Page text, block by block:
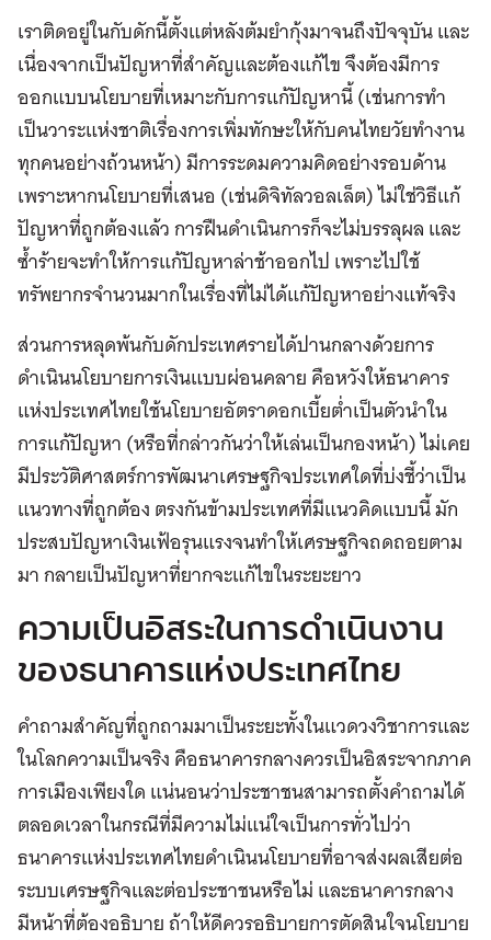
เราติดอยู่ในกับดักนี้ตั้งแต่หลังต้มยำกุ้งมาจนถึงปัจจุบัน และ
เนื่องจากเป็นปัญหาที่สำคัญและต้องแก้ไข จึงต้องมีการ
ออกแบบนโยบายที่เหมาะกับการแก้ปัญหานี้ (เช่นการทำ
เป็นวาระแห่งชาติเรื่องการเพิ่มทักษะให้กับคนไทยวัยทำงาน
ทุกคนอย่างถ้วนหน้า) มีการระดมความคิดอย่างรอบด้าน
เพราะหากนโยบายที่เสนอ (เช่นดิจิทัลวอลเล็ต) ไม่ใช่วิธีแก้
ปัญหาที่ถูกต้องแล้ว การฝืนดำเนินการก็จะไม่บรรลุผล และ
ซ้ำร้ายจะทำให้การแก้ปัญหาล่าช้าออกไป เพราะไปใช้
ทรัพยากรจำนวนมากในเรื่องที่ไม่ได้แก้ปัญหาอย่างแท้จริง
ส่วนการหลุดพ้นกับดักประเทศรายได้ปานกลางด้วยการ
ดำเนินนโยบายการเงินแบบผ่อนคลาย คือหวังให้ธนาคาร
แห่งประเทศไทยใช้นโยบายอัตราดอกเบี้ยต่ำเป็นตัวนำใน
การแก้ปัญหา (หรือที่กล่าวกันว่าให้เล่นเป็นกองหน้า) ไม่เคย
มีประวัติศาสตร์การพัฒนาเศรษฐกิจประเทศใดที่บ่งชี้ว่าเป็น
แนวทางที่ถูกต้อง ตรงกันข้ามประเทศที่มีแนวคิดแบบนี้ มัก
ประสบปัญหาเงินเฟ้อรุนแรงจนทำให้เศรษฐกิจถดถอยตาม
มา กลายเป็นปัญหาที่ยากจะแก้ไขในระยะยาว
ความเป็นอิสระในการดำเนินงาน
ของธนาคารแห่งประเทศไทย
คำถามสำคัญที่ถูกถามมาเป็นระยะทั้งในแวดวงวิชาการและ
ในโลกความเป็นจริง คือธนาคารกลางควรเป็นอิสระจากภาค
การเมืองเพียงใด แน่นอนว่าประชาชนสามารถตั้งคำถามได้
ตลอดเวลาในกรณีที่มีความไม่แน่ใจเป็นการทั่วไปว่า
ธนาคารแห่งประเทศไทยดำเนินนโยบายที่อาจส่งผลเสียต่อ
ระบบเศรษฐกิจและต่อประชาชนหรือไม่ และธนาคารกลาง
มีหน้าที่ต้องอธิบาย ถ้าให้ดีควรอธิบายการตัดสินใจนโยบาย